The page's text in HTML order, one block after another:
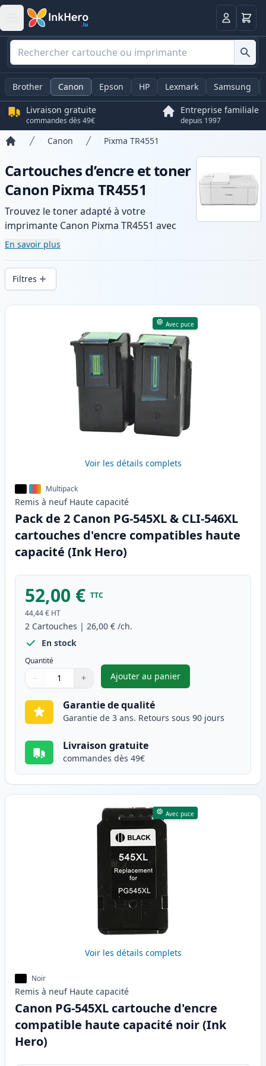
Panier
Brother Canon Epson HP Lexmark Samsung
Livraison gratuite
commandes dès 49€
Entreprise familiale
depuis 1997
Canon Pixma TR4551
Cartouches d’encre et toner
Canon Pixma TR4551
Trouvez le toner adapté à votre
imprimante Canon Pixma TR4551 avec
notre gamme de cartouches compatibles
et haute capacité. Profitez d’une qualité
d’impression constante et d’une livraison
rapide depuis un stock local en .
En savoir plus
Filtres
Produits
Avec puce
Voir les détails complets
Multipack
Remis à neuf Haute capacité
Pack de 2 Canon PG-545XL & CLI-546XL
cartouches d'encre compatibles haute
capacité (Ink Hero)
52,00 € TTC
44,44 € HT
2 Cartouches | 26,00 € /ch.
En stock
Quantité
Quantité
Utilisez les boutons pour ajuster
− +
Quantité
Ajouter au panier
,Pack de 2 Canon PG-545XL
Garantie de qualité
Garantie de 3 ans. Retours sous 90 jours
Livraison gratuite
commandes dès 49€
Avec puce
Voir les détails complets
Noir
Remis à neuf Haute capacité
Canon PG-545XL cartouche d'encre
compatible haute capacité noir (Ink
Hero)